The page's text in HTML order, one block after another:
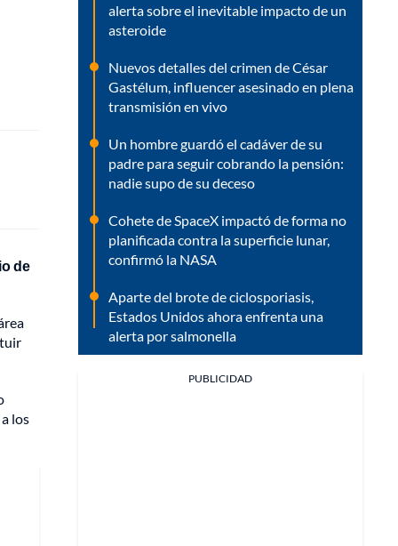
de
los
alerta sobre el inevitable impacto de un
asteroide
Nuevos detalles del crimen de César
Gastélum, influencer asesinado en plena
transmisión en vivo
Un hombre guardó el cadáver de su
padre para seguir cobrando la pensión:
nadie supo de su deceso
Cohete de SpaceX impactó de forma no
planificada contra la superficie lunar,
confirmó la NASA
Aparte del brote de ciclosporiasis,
Estados Unidos ahora enfrenta una
alerta por salmonella
PUBLICIDAD